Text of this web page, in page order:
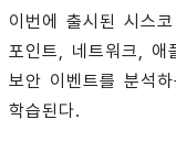
이번에 출시된 시스
포인트, 네트워크, 애
보안 이벤트를 분석
학습된다.